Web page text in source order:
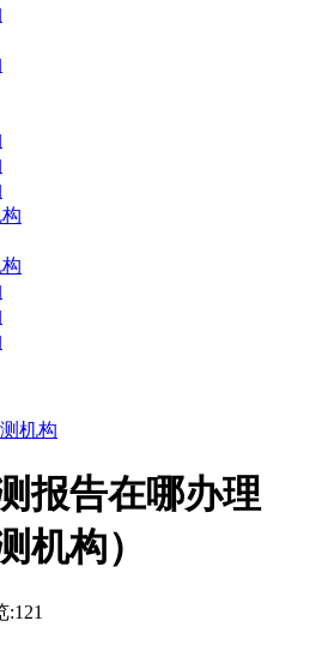
机构
报告在哪办理
机构）
:121